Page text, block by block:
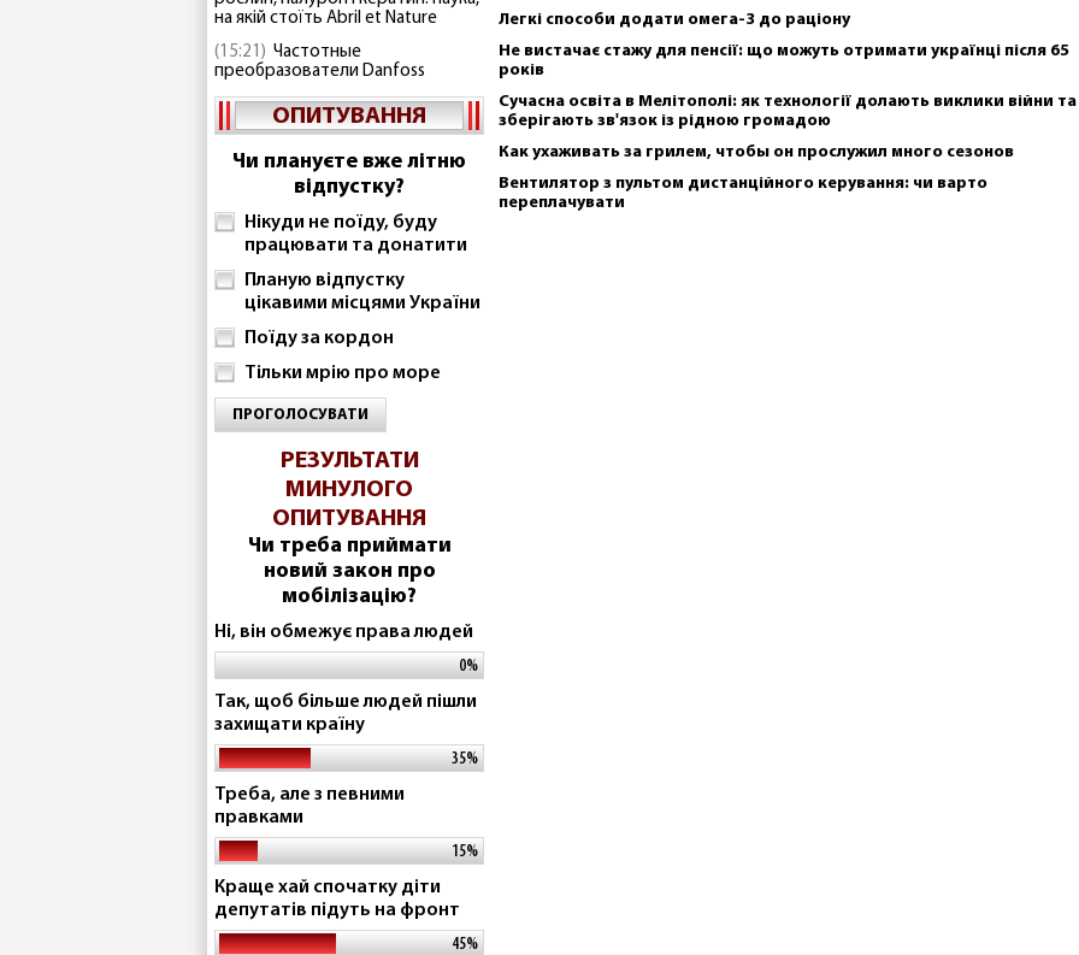
на якій стоїть Abril et Nature
(15:21) Частотные
преобразователи Danfoss
ОПИТУВАННЯ
Чи плануєте вже літню
відпустку?
Нікуди не поїду, буду
працювати та донатити
Планую відпустку
цікавими місцями України
Поїду за кордон
Тільки мрію про море
ПРОГОЛОСУВАТИ
РЕЗУЛЬТАТИ
МИНУЛОГО
ОПИТУВАННЯ
Чи треба приймати
новий закон про
мобілізацію?
Ні, він обмежує права людей
0%
Так, щоб більше людей пішли
захищати країну
35%
Треба, але з певними
правками
15%
Краще хай спочатку діти
депутатів підуть на фронт
45%
Легкі способи додати омега-3 до раціону
Не вистачає стажу для пенсії: що можуть отримати українці після 65
років
Сучасна освіта в Мелітополі: як технології долають виклики війни та
зберігають зв'язок із рідною громадою
Как ухаживать за грилем, чтобы он прослужил много сезонов
Вентилятор з пультом дистанційного керування: чи варто
переплачувати